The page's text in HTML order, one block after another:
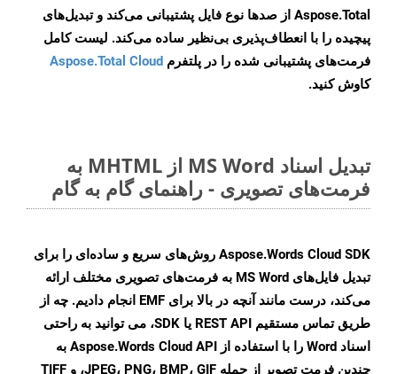
Aspose.Total از صدها نوع فایل پشتیبانی می‌کند و تبدیل‌های
پیچیده را با انعطاف‌پذیری بی‌نظیر ساده می‌کند. لیست کامل
فرمت‌های پشتیبانی شده را در پلتفرم Aspose.Total Cloud
کاوش کنید.
تبدیل اسناد MS Word از MHTML به
فرمت‌های تصویری - راهنمای گام به گام
Aspose.Words Cloud SDK روش‌های سریع و ساده‌ای را برای
تبدیل فایل‌های MS Word به فرمت‌های تصویری مختلف ارائه
می‌کند، درست مانند آنچه در بالا برای EMF انجام دادیم. چه از
طریق تماس مستقیم REST API یا SDK، می توانید به راحتی
اسناد Word را با استفاده از Aspose.Words Cloud API به
چندین فرمت تصویر از جمله JPEG، PNG، BMP، GIF، و TIFF